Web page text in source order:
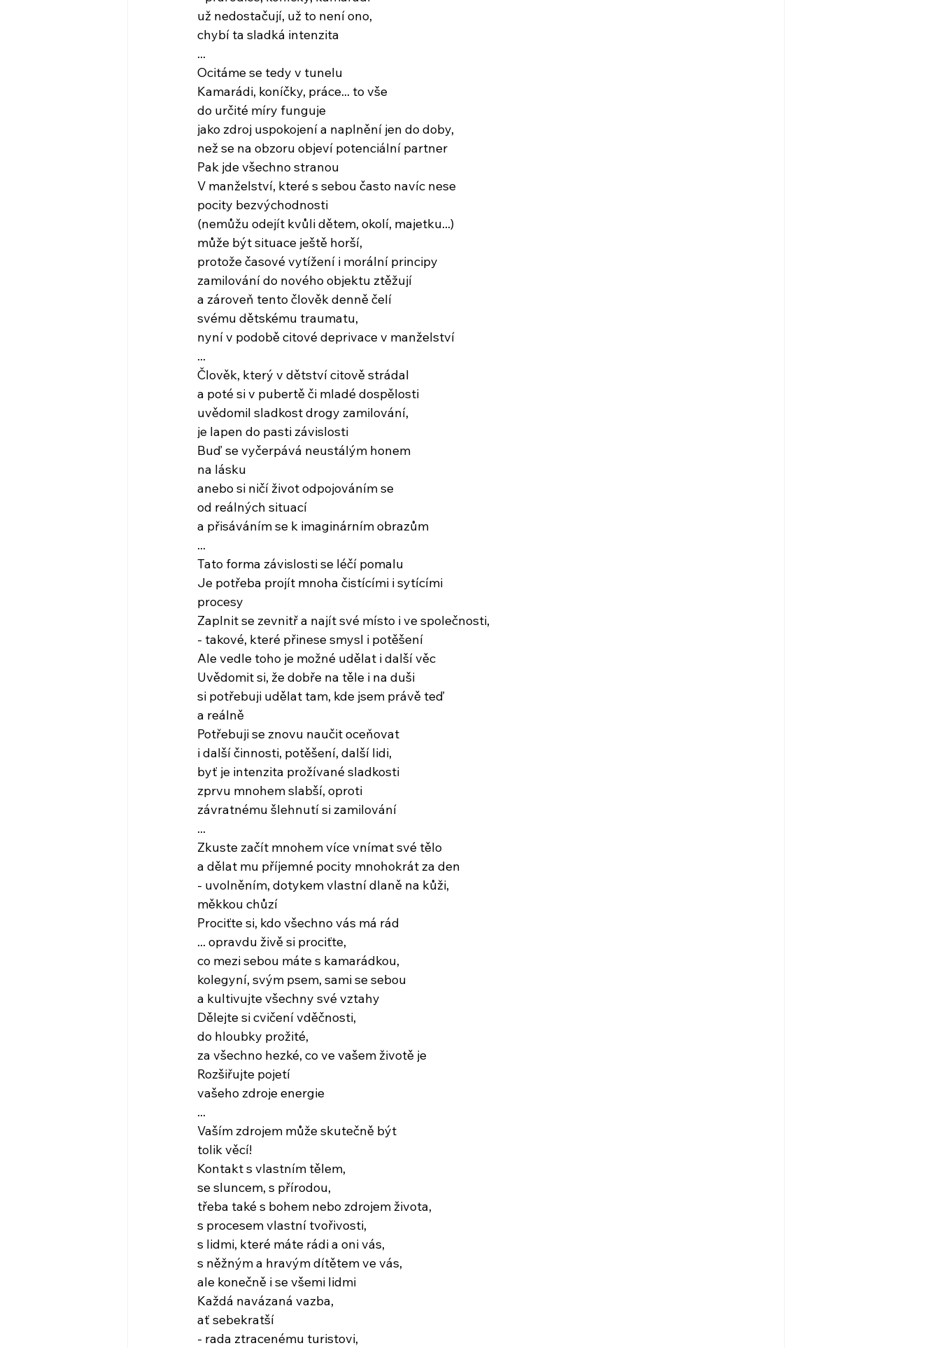
už nedostačují, už to není ono,
chybí ta sladká intenzita
...
Ocitáme se tedy v tunelu
Kamarádi, koníčky, práce... to vše
do určité míry funguje
jako zdroj uspokojení a naplnění jen do doby,
než se na obzoru objeví potenciální partner
Pak jde všechno stranou
V manželství, které s sebou často navíc nese
pocity bezvýchodnosti
(nemůžu odejít kvůli dětem, okolí, majetku...)
může být situace ještě horší,
protože časové vytížení i morální principy
zamilování do nového objektu ztěžují
a zároveň tento člověk denně čelí
svému dětskému traumatu,
nyní v podobě citové deprivace v manželství
...
Člověk, který v dětství citově strádal
a poté si v pubertě či mladé dospělosti
uvědomil sladkost drogy zamilování,
je lapen do pasti závislosti
Buď se vyčerpává neustálým honem
na lásku
anebo si ničí život odpojováním se
od reálných situací
a přisáváním se k imaginárním obrazům
...
Tato forma závislosti se léčí pomalu
Je potřeba projít mnoha čistícími i sytícími
procesy
Zaplnit se zevnitř a najít své místo i ve společnosti,
- takové, které přinese smysl i potěšení
Ale vedle toho je možné udělat i další věc
Uvědomit si, že dobře na těle i na duši
si potřebuji udělat tam, kde jsem právě teď
a reálně
Potřebuji se znovu naučit oceňovat
i další činnosti, potěšení, další lidi,
byť je intenzita prožívané sladkosti
zprvu mnohem slabší, oproti
závratnému šlehnutí si zamilování
...
Zkuste začít mnohem více vnímat své tělo
a dělat mu příjemné pocity mnohokrát za den
- uvolněním, dotykem vlastní dlaně na kůži,
měkkou chůzí
Prociťte si, kdo všechno vás má rád
... opravdu živě si prociťte,
co mezi sebou máte s kamarádkou,
kolegyní, svým psem, sami se sebou
a kultivujte všechny své vztahy
Dělejte si cvičení vděčnosti,
do hloubky prožité,
za všechno hezké, co ve vašem životě je
Rozšiřujte pojetí
vašeho zdroje energie
...
Vaším zdrojem může skutečně být
tolik věcí!
Kontakt s vlastním tělem,
se sluncem, s přírodou,
třeba také s bohem nebo zdrojem života,
s procesem vlastní tvořivosti,
s lidmi, které máte rádi a oni vás,
s něžným a hravým dítětem ve vás,
ale konečně i se všemi lidmi
Každá navázaná vazba,
ať sebekratší
- rada ztracenému turistovi,